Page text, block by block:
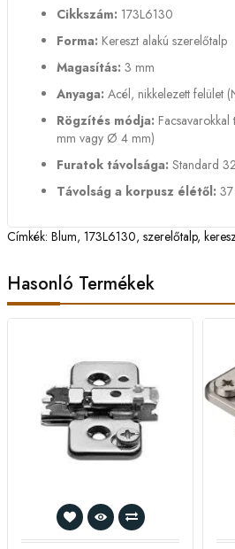
Cikkszám: 173L6130
Forma: Kereszt alakú szerelőtalp
Magasítás: 3 mm
Anyaga: Acél, nikkelezett felület
Rögzítés módja:
mm vagy Ø 4 mm)
Furatok távolsága: Standard
Távolság a korpusz élétől:
Címkék: Blum, 173L6130, szerelőtalp,
Hasonló Termékek